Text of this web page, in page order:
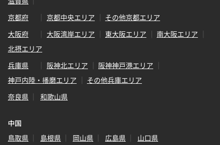
京都府
京都中央エリア
その他京都エリア
大阪府
大阪湾岸エリア 東大阪エリア
南大阪エリア
北摂エリア
兵庫県
阪神北エリア
阪神神戸港エリア
神戸内陸・播磨エリア
その他兵庫エリア
奈良県
和歌山県
中国
鳥取県
島根県 岡山県 広島県 山口県